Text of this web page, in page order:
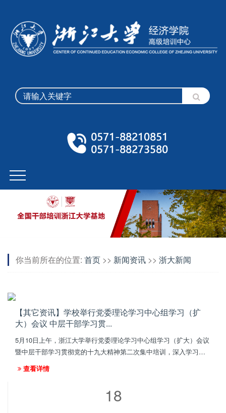
你当前所在的位置: 首页 >> 新闻资讯 >> 浙大新闻
【其它资讯】学校举行党委理论学习中心组学习（扩
大）会议 中层干部学习贯...
5月10日上午，浙江大学举行党委理论学习中心组学习（扩大）会议
暨中层干部学习贯彻党的十九大精神第二次集中培训，深入学习领
会习近平新时代中国特色社会主义思想和党的十九大精神，增强“四
个意识”，把思想和行...
查看详情
18